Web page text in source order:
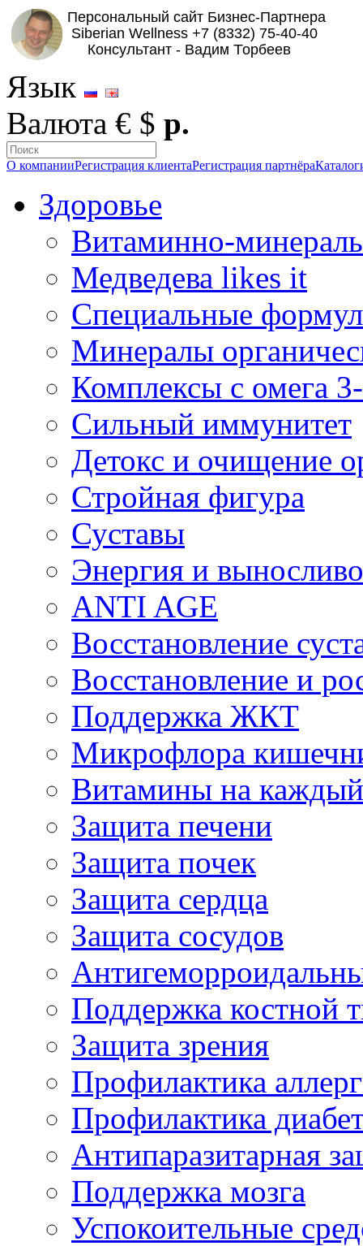
Язык
Валюта € $ р.
О компанииРегистрация клиентаРегистрация партнёра
Здоровье
Витаминно-
Медведева likes it
Специальные
Минералы
Комплексы с омега
Сильный иммунитет
Детокс и очищение
Стройная фигура
Суставы
Энергия и
ANTI AGE
Восстановление
Восстановление и
Поддержка ЖКТ
Микрофлора
Витамины на
Защита печени
Защита почек
Защита сердца
Защита сосудов
Поддержка костной
Защита зрения
Профилактика
Профилактика
Антипаразитарная
Поддержка мозга
Успокоительные